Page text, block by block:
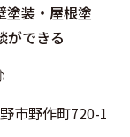
装・屋根塗
ができる
市野作町720-1